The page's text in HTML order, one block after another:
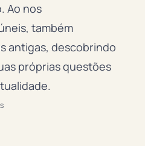
Ao nos
também
antigas, descobrindo
próprias questões